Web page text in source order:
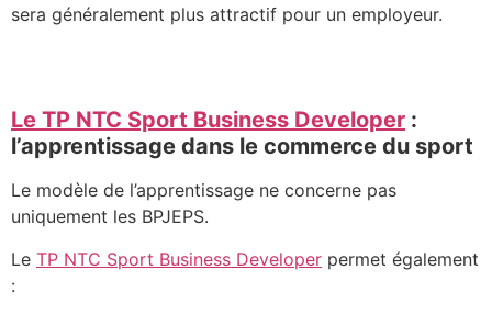
sera généralement plus attractif pour un employeur.
Le TP NTC Sport Business Developer :
l’apprentissage dans le commerce du sport
Le modèle de l’apprentissage ne concerne pas
uniquement les BPJEPS.
Le TP NTC Sport Business Developer permet également
: